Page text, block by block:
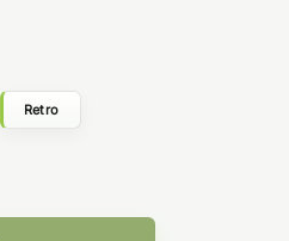
Retro